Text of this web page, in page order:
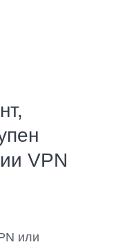
VPN
или